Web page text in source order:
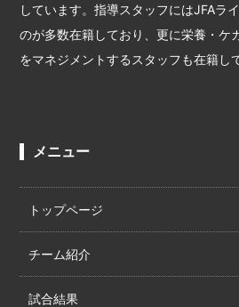
しています。指導スタッフにはJFAラ
のが多数在籍しており、更に栄養・ケ
をマネジメントするスタッフも在籍し
メニュー
トップページ
チーム紹介
試合結果